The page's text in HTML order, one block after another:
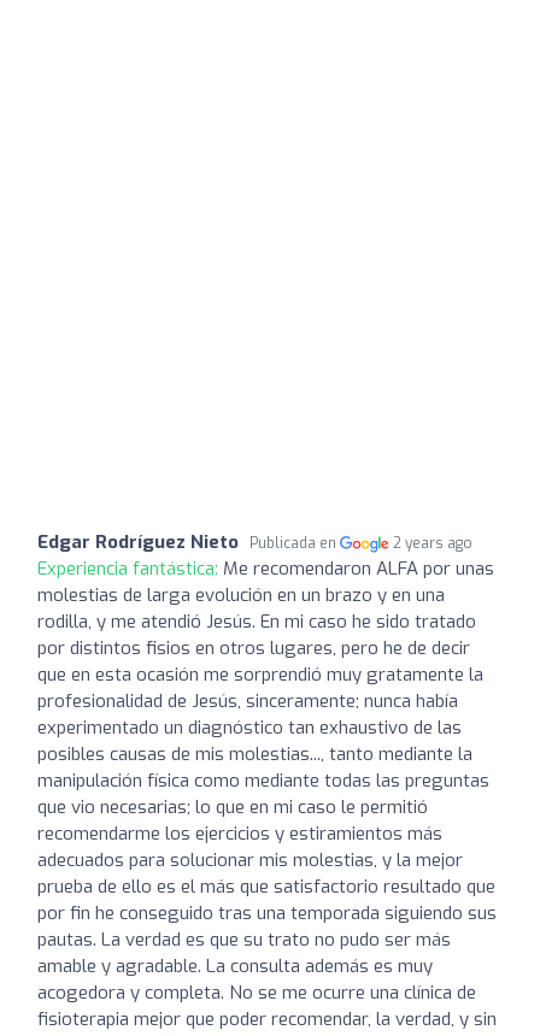
Edgar Rodríguez Nieto Publicada en 2 years ago
Experiencia fantástica: Me recomendaron ALFA por unas
molestias de larga evolución en un brazo y en una
rodilla, y me atendió Jesús. En mi caso he sido tratado
por distintos fisios en otros lugares, pero he de decir
que en esta ocasión me sorprendió muy gratamente la
profesionalidad de Jesús, sinceramente; nunca había
experimentado un diagnóstico tan exhaustivo de las
posibles causas de mis molestias..., tanto mediante la
manipulación física como mediante todas las preguntas
que vio necesarias; lo que en mi caso le permitió
recomendarme los ejercicios y estiramientos más
adecuados para solucionar mis molestias, y la mejor
prueba de ello es el más que satisfactorio resultado que
por fin he conseguido tras una temporada siguiendo sus
pautas. La verdad es que su trato no pudo ser más
amable y agradable. La consulta además es muy
acogedora y completa. No se me ocurre una clínica de
fisioterapia mejor que poder recomendar, la verdad, y sin